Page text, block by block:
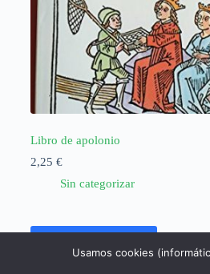
Libro de apolonio
2,25 €
Sin categorizar
Usamos cookies